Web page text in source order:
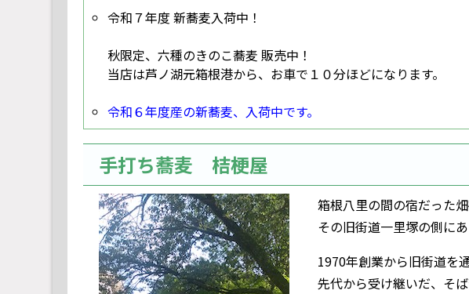
令和７年度 新蕎麦入荷中！
秋限定、六種のきのこ蕎麦 販売中！
当店は芦ノ湖元箱根港から、お車で１０分ほどになります。
令和６年度産の新蕎麦、入荷中です。
手打ち蕎麦 桔梗屋
箱根八里の間の宿だった畑
その旧街道一里塚の側にあ
1970年創業から旧街道を
先代から受け継いだ、そ